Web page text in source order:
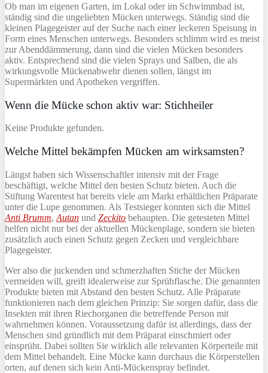
Ob man im eigenen Garten, im Lokal oder im Schwimmbad ist,
ständig sind die ungeliebten Mücken unterwegs. Ständig sind die
kleinen Plagegeister auf der Suche nach einer leckeren Speisung in
Form eines Menschen unterwegs. Besonders schlimm wird es meist
zur Abenddämmerung, dann sind die vielen Mücken besonders
aktiv. Entsprechend sind die vielen Sprays und Salben, die als
wirkungsvolle Mückenabwehr dienen sollen, längst im
Supermärkten und Apotheken vergriffen.
Wenn die Mücke schon aktiv war: Stichheiler
Keine Produkte gefunden.
Welche Mittel bekämpfen Mücken am wirksamsten?
Längst haben sich Wissenschaftler intensiv mit der Frage
beschäftigt, welche Mittel den besten Schutz bieten. Auch die
Stiftung Warentest hat bereits viele am Markt erhältlichen Präparate
unter die Lupe genommen. Als Testsieger konnten sich die Mittel
Anti Brumm, Autan und Zeckito behaupten. Die getesteten Mittel
helfen nicht nur bei der aktuellen Mückenplage, sondern sie bieten
zusätzlich auch einen Schutz gegen Zecken und vergleichbare
Plagegeister.
Wer also die juckenden und schmerzhaften Stiche der Mücken
vermeiden will, greift idealerweise zur Sprühflasche. Die genannten
Produkte bieten mit Abstand den besten Schutz. Alle Präparate
funktionieren nach dem gleichen Prinzip: Sie sorgen dafür, dass die
Insekten mit ihren Riechorganen die betreffende Person mit
wahrnehmen können. Voraussetzung dafür ist allerdings, dass der
Menschen sind gründlich mit dem Präparat einschmiert oder
einsprüht. Dabei sollten Sie wirklich alle relevanten Körperteile mit
dem Mittel behandelt. Eine Mücke kann durchaus die Körperstellen
orten, auf denen sich kein Anti-Mückenspray befindet.